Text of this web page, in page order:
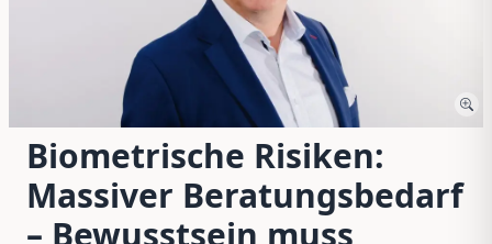
Biometrische Risiken:
Massiver Beratungsbedarf
– Bewusstsein muss